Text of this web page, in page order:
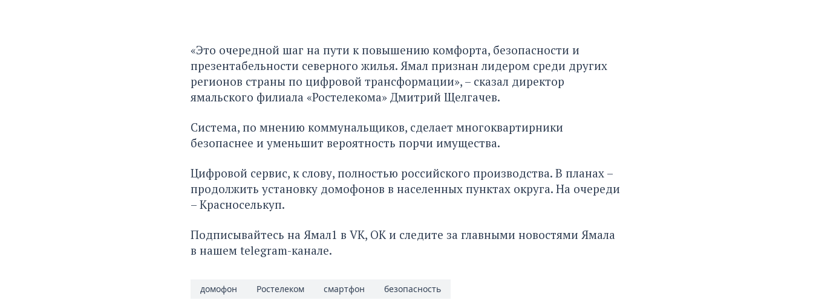
«Это очередной шаг на пути к повышению комфорта, безопасности и
презентабельности северного жилья. Ямал признан лидером среди других
регионов страны по цифровой трансформации», – сказал директор
ямальского филиала «Ростелекома» Дмитрий Щелгачев.
Система, по мнению коммунальщиков, сделает многоквартирники
безопаснее и уменьшит вероятность порчи имущества.
Цифровой сервис, к слову, полностью российского производства. В планах –
продолжить установку домофонов в населенных пунктах округа. На очереди
– Красноселькуп.
Подписывайтесь на Ямал1 в VK, ОКи следите за главными новостями Ямала
в нашем telegram-канале.
домофон Ростелеком смартфон безопасность